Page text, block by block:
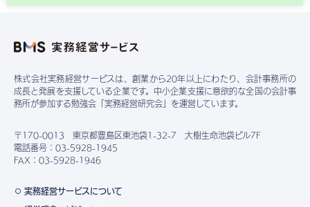
株式会社実務経営サービスは、創業から20年以上にわたり、会計事務所の
成長と発展を支援している企業です。中小企業支援に意欲的な全国の会計事
務所が参加する勉強会「実務経営研究会」を運営しています。
〒170-0013 東京都豊島区東池袋1-32-7 大樹生命池袋ビル7F
電話番号：03-5928-1945
FAX：03-5928-1946
実務経営サービスについて